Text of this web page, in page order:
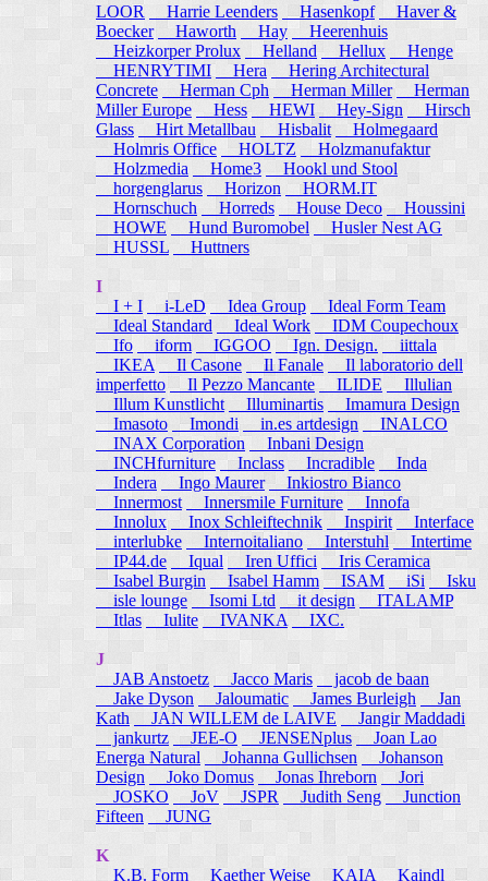
LOOR
Harrie Leenders Hasenkopf
Haver &
Boecker
Haworth Hay
Heerenhuis
Heizkorper Prolux
Helland Hellux
Henge
HENRYTIMI
Hera
Hering Architectural
Concrete
Herman Cph Herman Miller
Herman
Miller Europe
Hess HEWI Hey-Sign
Hirsch
Glass
Hirt Metallbau Hisbalit
Holmegaard
Holmris Office
HOLTZ
Holzmanufaktur
Holzmedia
Home3
Hookl und Stool
horgenglarus
Horizon
HORM.IT
Hornschuch
Horreds House Deco
Houssini
HOWE
Hund Buromobel
Husler Nest AG
HUSSL
Huttners
I
I + I
i-LeD Idea Group
Ideal Form Team
Ideal Standard
Ideal Work
IDM Coupechoux
Ifo
iform IGGOO Ign. Design.
iittala
IKEA
Il Casone Il Fanale
Il laboratorio dell
imperfetto
Il Pezzo Mancante ILIDE
Illulian
Illum Kunstlicht
Illuminartis
Imamura Design
Imasoto
Imondi in.es artdesign
INALCO
INAX Corporation
Inbani Design
INCHfurniture
Inclass Incradible
Inda
Indera
Ingo Maurer
Inkiostro Bianco
Innermost
Innersmile Furniture
Innofa
Innolux
Inox Schleiftechnik Inspirit
Interface
interlubke
Internoitaliano Interstuhl
Intertime
IP44.de
Iqual Iren Uffici
Iris Ceramica
Isabel Burgin
Isabel Hamm ISAM iSi Isku
isle lounge
Isomi Ltd it design
ITALAMP
Itlas
Iulite IVANKA IXC.
J
JAB Anstoetz
Jacco Maris
jacob de baan
Jake Dyson
Jaloumatic James Burleigh
Jan
Kath
JAN WILLEM de LAIVE
Jangir Maddadi
jankurtz JEE-O JENSENplus
Joan Lao
Energa Natural
Johanna Gullichsen
Johanson
Design
Joko Domus Jonas Ihreborn
Jori
JOSKO
JoV JSPR Judith Seng
Junction
Fifteen
JUNG
K
K.B. Form
Kaether Weise KAIA
Kaindl